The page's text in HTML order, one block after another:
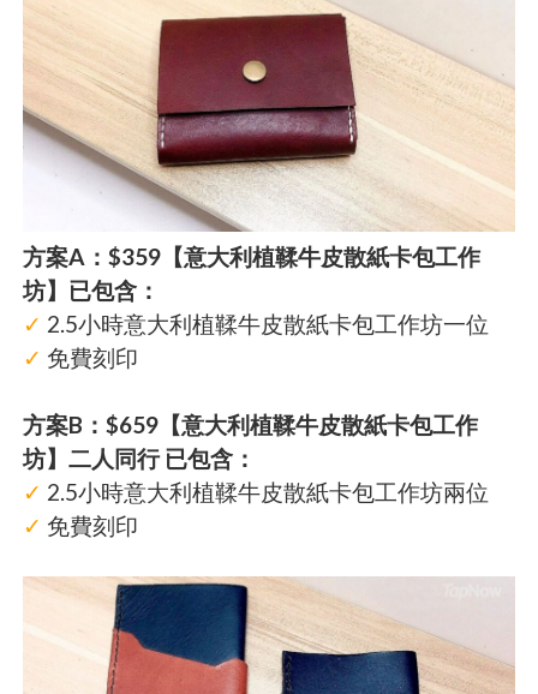
方案A：$359【意大利植鞣牛皮散紙卡包工作
坊】已包含：
✓ 2.5小時意大利植鞣牛皮散紙卡包工作坊一位
✓ 免費刻印
方案B：$659【意大利植鞣牛皮散紙卡包工作
坊】二人同行 已包含：
✓ 2.5小時意大利植鞣牛皮散紙卡包工作坊兩位
✓ 免費刻印